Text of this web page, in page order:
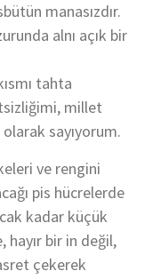
manasızdır.
alnı açık bir
tahta
millet
sayıyorum.
ve rengini
pis hücrelerde
kadar küçük
hayır bir in değil,
çekerek